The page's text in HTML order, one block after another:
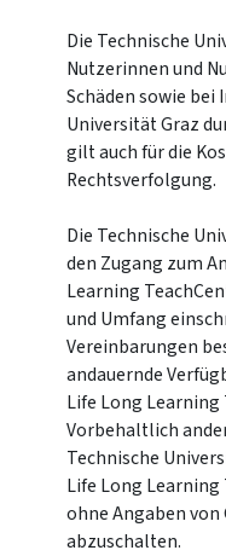
Die Technische
Nutzerinnen und
Schäden sowie bei
Universität Graz
gilt auch für die
Rechtsverfolgung.
Die Technische
den Zugang zum
Learning
und Umfang
Vereinbarungen
andauernde
Life Long
Vorbehaltlich
Technische
Life Long
ohne Angaben
abzuschalten.